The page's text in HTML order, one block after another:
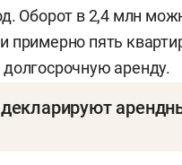
Оборот в 2,4 млн
примерно пять
аренду.